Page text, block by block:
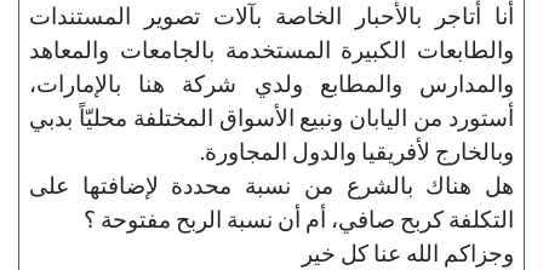
أنا أتاجر بالأحبار الخاصة بآلات تصوير المستندات
والطابعات الكبيرة المستخدمة بالجامعات والمعاهد
والمدارس والمطابع ولدي شركة هنا بالإمارات،
أستورد من اليابان ونبيع الأسواق المختلفة محليّاً بدبي
وبالخارج لأفريقيا والدول المجاورة.
هل هناك بالشرع من نسبة محددة لإضافتها على
التكلفة كربح صافي، أم أن نسبة الربح مفتوحة ؟
وجزاكم الله عنا كل خير